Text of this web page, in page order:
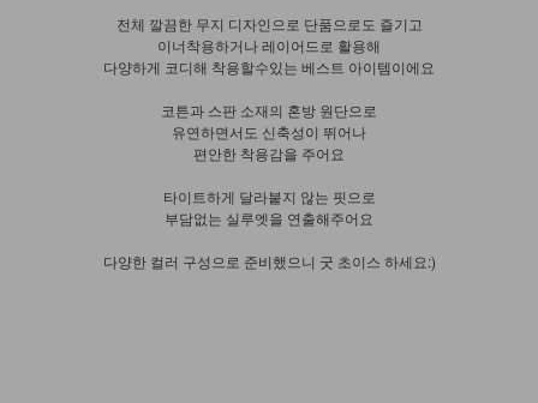
전체 깔끔한 무지 디자인으로 단품으로도 즐기고
이너착용하거나 레이어드로 활용해
다양하게 코디해 착용할수있는 베스트 아이템이에요
코튼과 스판 소재의 혼방 원단으로
유연하면서도 신축성이 뛰어나
편안한 착용감을 주어요
타이트하게 달라붙지 않는 핏으로
부담없는 실루엣을 연출해주어요
다양한 컬러 구성으로 준비했으니 굿 초이스 하세요:)